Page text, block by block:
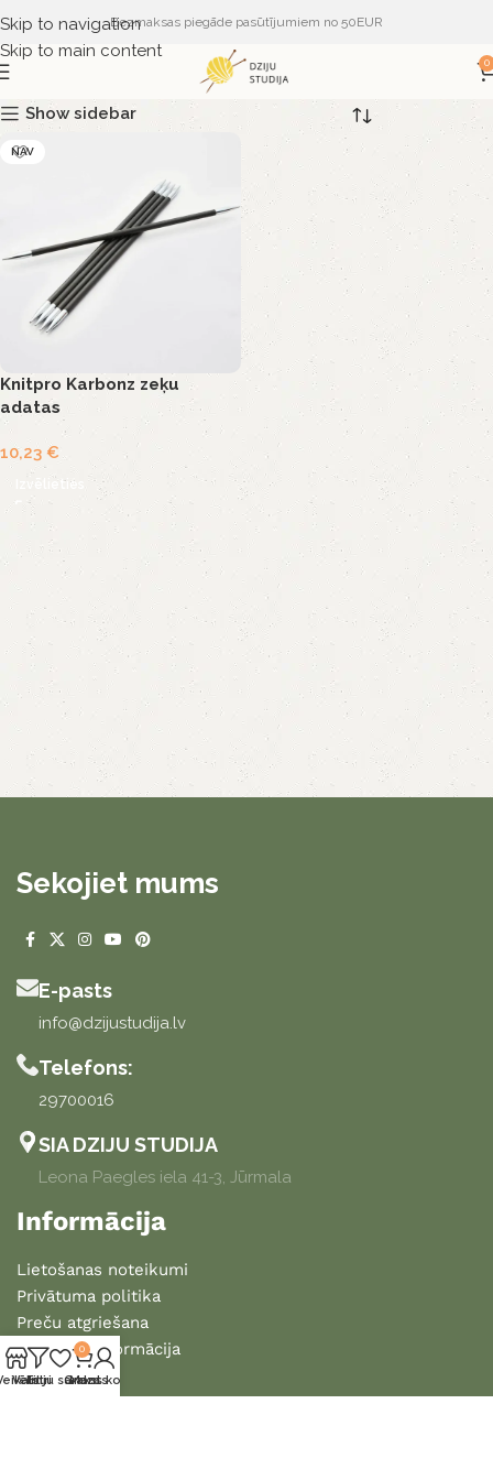
Skip to navigation
Skip to main content
Bezmaksas piegāde pasūtījumiem no 50EUR
0
Show sidebar
NAV
Knitpro Karbonz zeķu
adatas
10,23 €
Izvēlieties
Sekojiet mums
E-pasts
info@dzijustudija.lv
Telefons:
29700016
SIA DZIJU STUDIJA
Leona Paegles iela 41-3, Jūrmala
Informācija
Lietošanas noteikumi
Privātuma politika
Preču atgriešana
Piegādes informācija
Filtri
Vēlmju saraksts
0
Grozs
Mans konts